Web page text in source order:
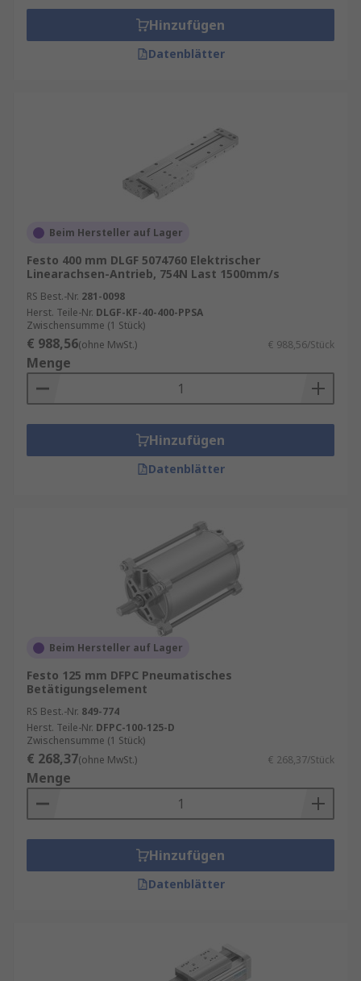
Hinzufügen
Datenblätter
Beim Hersteller auf Lager
Festo 400 mm DLGF 5074760 Elektrischer
Linearachsen-Antrieb, 754N Last 1500mm/s
RS Best.-Nr. 281-0098
Herst. Teile-Nr. DLGF-KF-40-400-PPSA
Zwischensumme (1 Stück)
€ 988,56(ohne MwSt.) € 988,56/Stück
Menge
Hinzufügen
Datenblätter
Beim Hersteller auf Lager
Festo 125 mm DFPC Pneumatisches
Betätigungselement
RS Best.-Nr. 849-774
Herst. Teile-Nr. DFPC-100-125-D
Zwischensumme (1 Stück)
€ 268,37(ohne MwSt.) € 268,37/Stück
Menge
Hinzufügen
Datenblätter